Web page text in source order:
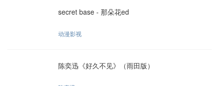
secret base - 那朵花ed
动漫影视
陈奕迅《好久不见》（雨田版）